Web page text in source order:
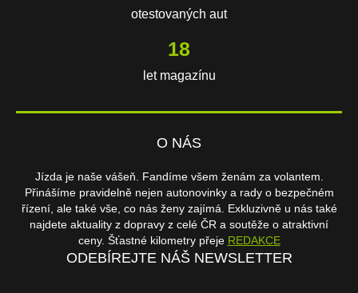
otestovaných aut
18
let magazínu
O NÁS
Jízda je naše vášeň. Fandíme všem ženám za volantem.
Přinášíme pravidelně nejen autonovinky a rady o bezpečném
řízení, ale také vše, co nás ženy zajímá. Exkluzivně u nás také
najdete aktuality z dopravy z celé ČR a soutěže o atraktivní
ceny. Šťastné kilometry přeje REDAKCE
ODEBÍREJTE NÁŠ NEWSLETTER